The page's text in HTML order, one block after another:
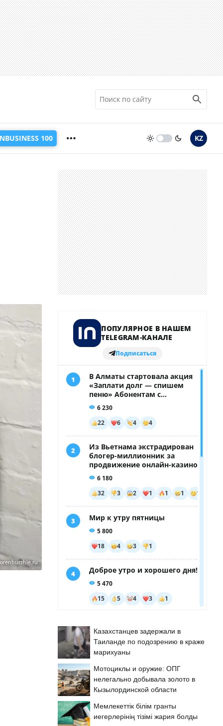
100 KZ
orenburzhie.ru
Казахстанцев задержали в
Таиланде по подозрению в краже
марихуаны
Мотоциклы и оружие: ОПГ
нелегально добывала золото в
Кызылординской области
Мемлекеттік білім гранты
иегерлерінің тізімі жария болды